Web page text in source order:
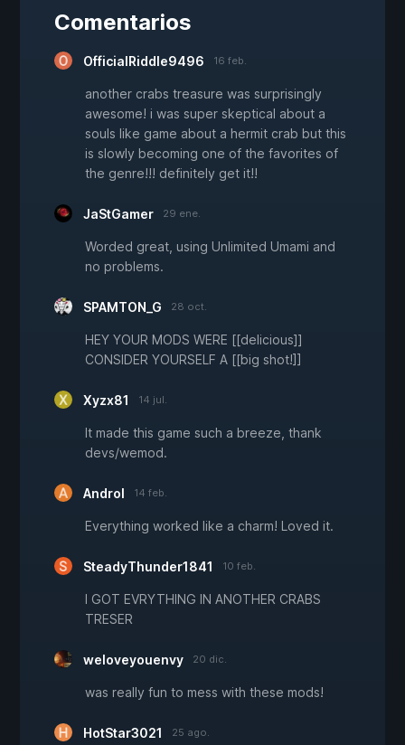
Comentarios
OfficialRiddle9496 16 feb.
another crabs treasure was surprisingly
awesome! i was super skeptical about a
souls like game about a hermit crab but this
is slowly becoming one of the favorites of
the genre!!! definitely get it!!
JaStGamer 29 ene.
Worded great, using Unlimited Umami and
no problems.
SPAMTON_G 28 oct.
HEY YOUR MODS WERE [[delicious]]
CONSIDER YOURSELF A [[big shot!]]
Xyzx81 14 jul.
It made this game such a breeze, thank
devs/wemod.
Androl 14 feb.
Everything worked like a charm! Loved it.
SteadyThunder1841 10 feb.
I GOT EVRYTHING IN ANOTHER CRABS
TRESER
weloveyouenvy 20 dic.
was really fun to mess with these mods!
HotStar3021 25 ago.